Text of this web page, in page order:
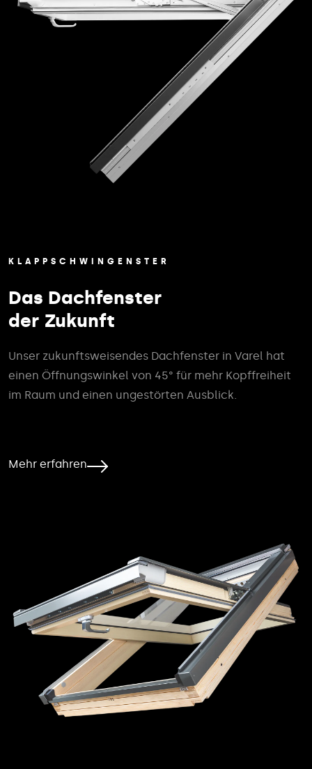
KLAPPSCHWINGENSTER
Das Dachfenster
der Zukunft
Unser zukunftsweisendes Dachfenster in Varel hat
einen Öffnungswinkel von 45° für mehr Kopffreiheit
im Raum und einen ungestörten Ausblick.
Mehr erfahren